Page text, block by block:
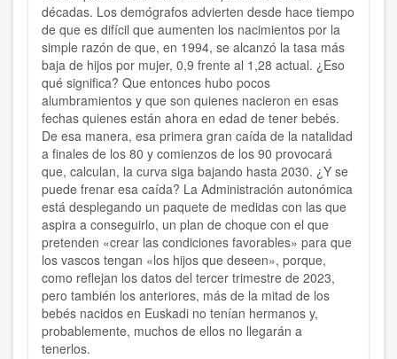
décadas. Los demógrafos advierten desde hace tiempo
de que es difícil que aumenten los nacimientos por la
simple razón de que, en 1994, se alcanzó la tasa más
baja de hijos por mujer, 0,9 frente al 1,28 actual. ¿Eso
qué significa? Que entonces hubo pocos
alumbramientos y que son quienes nacieron en esas
fechas quienes están ahora en edad de tener bebés.
De esa manera, esa primera gran caída de la natalidad
a finales de los 80 y comienzos de los 90 provocará
que, calculan, la curva siga bajando hasta 2030. ¿Y se
puede frenar esa caída? La Administración autonómica
está desplegando un paquete de medidas con las que
aspira a conseguirlo, un plan de choque con el que
pretenden «crear las condiciones favorables» para que
los vascos tengan «los hijos que deseen», porque,
como reflejan los datos del tercer trimestre de 2023,
pero también los anteriores, más de la mitad de los
bebés nacidos en Euskadi no tenían hermanos y,
probablemente, muchos de ellos no llegarán a
tenerlos.